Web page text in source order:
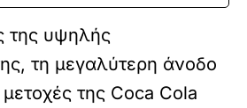
της υψηλής
τη μεγαλύτερη άνοδο
της Coca Cola